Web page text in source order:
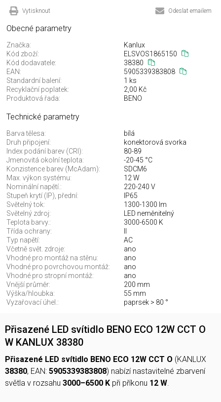
Vytisknout Odeslat emailem
Obecné parametry
Značka:
Kanlux
Kód zboží:
ELSVOS1865150
Kód dodavatele:
38380
EAN:
5905339383808
Standardní balení:
1 ks
Recyklační poplatek:
2,00 Kč
Produktová řada:
BENO
Technické parametry
Barva tělesa:
bílá
Druh připojení:
konektorová svorka
Index podání barev (CRI):
80-89
Jmenovitá okolní teplota:
-20-45 °C
Konzistence barev (McAdam):
SDCM6
Max. výkon systému:
12 W
Nominální napětí.:
220-240 V
Stupeň krytí (IP), přední:
IP65
Světelný tok:
1300-1300 lm
Světelný zdroj:
LED neměnitelný
Teplota barvy.:
3000-6500 K
Třída ochrany:
Typ napětí:
AC
Včetně svět. zdroje:
ano
Vhodné pro montáž na stěnu:
ano
Vhodné pro povrchovou montáž:
ano
Vhodné pro stropní montáž:
ano
Vnější průměr:
200 mm
Výška/hloubka:
55 mm
Vyzařovací úhel.:
paprsek > 80 °
Přisazené LED svítidlo BENO ECO 12W CCT O
W KANLUX 38380
Přisazené LED svítidlo BENO ECO 12W CCT O (KANLUX
38380, EAN: 5905339383808) nabízí nastavitelné zbarvení
světla v rozsahu 3000–6500 K při příkonu 12 W.